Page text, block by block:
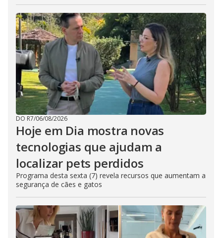
DO R7/06/08/2026
Hoje em Dia mostra novas
tecnologias que ajudam a
localizar pets perdidos
Programa desta sexta (7) revela recursos que aumentam a
segurança de cães e gatos